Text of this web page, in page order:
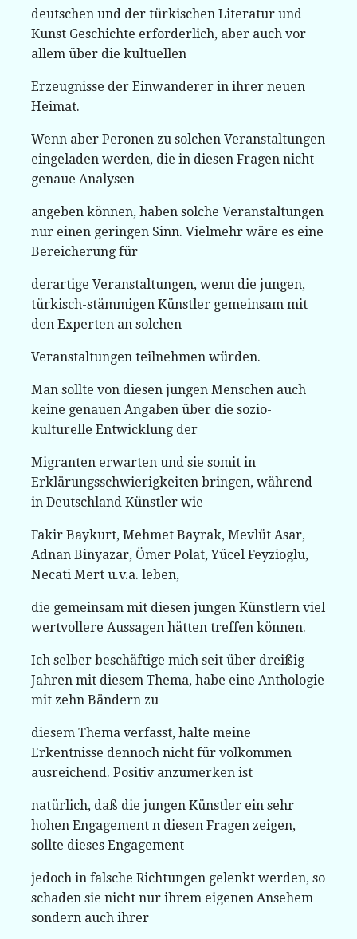
deutschen und der türkischen Literatur und
Kunst Geschichte erforderlich, aber auch vor
allem über die kultuellen
Erzeugnisse der Einwanderer in ihrer neuen
Heimat.
Wenn aber Peronen zu solchen Veranstaltungen
eingeladen werden, die in diesen Fragen nicht
genaue Analysen
angeben können, haben solche Veranstaltungen
nur einen geringen Sinn. Vielmehr wäre es eine
Bereicherung für
derartige Veranstaltungen, wenn die jungen,
türkisch-stämmigen Künstler gemeinsam mit
den Experten an solchen
Veranstaltungen teilnehmen würden.
Man sollte von diesen jungen Menschen auch
keine genauen Angaben über die sozio-
kulturelle Entwicklung der
Migranten erwarten und sie somit in
Erklärungsschwierigkeiten bringen, während
in Deutschland Künstler wie
Fakir Baykurt, Mehmet Bayrak, Mevlüt Asar,
Adnan Binyazar, Ömer Polat, Yücel Feyzioglu,
Necati Mert u.v.a. leben,
die gemeinsam mit diesen jungen Künstlern viel
wertvollere Aussagen hätten treffen können.
Ich selber beschäftige mich seit über dreißig
Jahren mit diesem Thema, habe eine Anthologie
mit zehn Bändern zu
diesem Thema verfasst, halte meine
Erkentnisse dennoch nicht für volkommen
ausreichend. Positiv anzumerken ist
natürlich, daß die jungen Künstler ein sehr
hohen Engagement n diesen Fragen zeigen,
sollte dieses Engagement
jedoch in falsche Richtungen gelenkt werden, so
schaden sie nicht nur ihrem eigenen Ansehem
sondern auch ihrer